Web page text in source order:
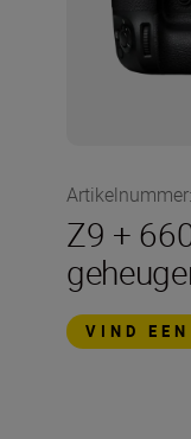
Artikelnummer:
Z9 +
VIND